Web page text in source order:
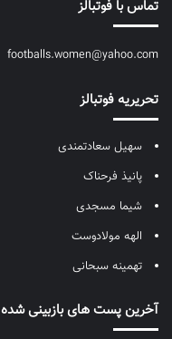
تماس با فوتبالز
footballs.women@yahoo.com
تحریریه فوتبالز
سهیل سعادتمندی
پانیذ فرحناک
شیما مسجدی
الهه مولادوست
تهمینه سبحانی
آخرین پست های بازبینی شده